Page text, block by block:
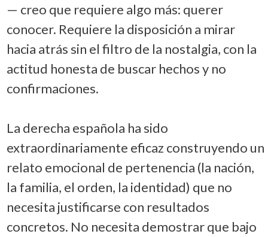
— creo que requiere algo más: querer
conocer. Requiere la disposición a mirar
hacia atrás sin el filtro de la nostalgia, con la
actitud honesta de buscar hechos y no
confirmaciones.
La derecha española ha sido
extraordinariamente eficaz construyendo un
relato emocional de pertenencia (la nación,
la familia, el orden, la identidad) que no
necesita justificarse con resultados
concretos. No necesita demostrar que bajo